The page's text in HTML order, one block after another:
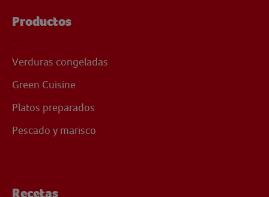
Productos
Verduras congeladas
Green Cuisine
Platos preparados
Pescado y marisco
Recetas